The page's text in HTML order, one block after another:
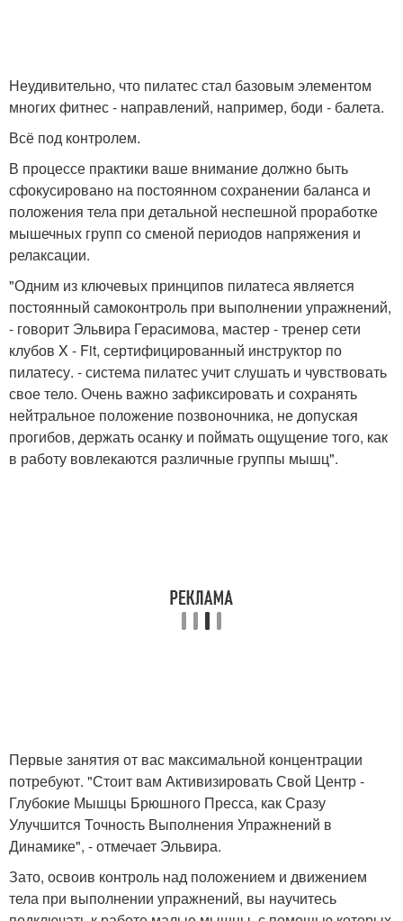
Неудивительно, что пилатес стал базовым элементом
многих фитнес - направлений, например, боди - балета.
Всё под контролем.
В процессе практики ваше внимание должно быть
сфокусировано на постоянном сохранении баланса и
положения тела при детальной неспешной проработке
мышечных групп со сменой периодов напряжения и
релаксации.
"Одним из ключевых принципов пилатеса является
постоянный самоконтроль при выполнении упражнений,
- говорит Эльвира Герасимова, мастер - тренер сети
клубов X - Fit, сертифицированный инструктор по
пилатесу. - система пилатес учит слушать и чувствовать
свое тело. Очень важно зафиксировать и сохранять
нейтральное положение позвоночника, не допуская
прогибов, держать осанку и поймать ощущение того, как
в работу вовлекаются различные группы мышц".
Первые занятия от вас максимальной концентрации
потребуют. "Стоит вам Активизировать Свой Центр -
Глубокие Мышцы Брюшного Пресса, как Сразу
Улучшится Точность Выполнения Упражнений в
Динамике", - отмечает Эльвира.
Зато, освоив контроль над положением и движением
тела при выполнении упражнений, вы научитесь